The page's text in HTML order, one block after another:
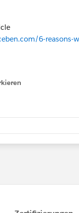
6-reasons-